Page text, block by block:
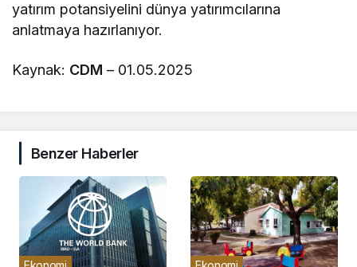
yatırım potansiyelini dünya yatırımcılarına
anlatmaya hazırlanıyor.
Kaynak: CDM – 01.05.2025
Benzer Haberler